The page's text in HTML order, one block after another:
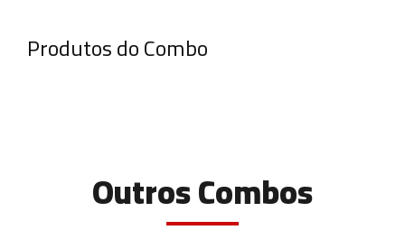
Produtos do Combo
Outros Combos